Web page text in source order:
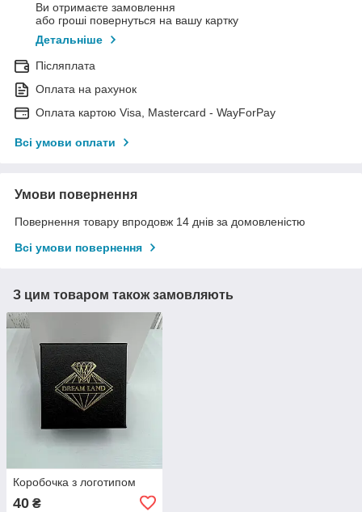
Ви отримаєте замовлення
або гроші повернуться на вашу картку
Детальніше
Післяплата
Оплата на рахунок
Оплата картою Visa, Mastercard - WayForPay
Всі умови оплати
Умови повернення
Повернення товару впродовж 14 днів за домовленістю
Всі умови повернення
З цим товаром також замовляють
Коробочка з логотипом
40 ₴